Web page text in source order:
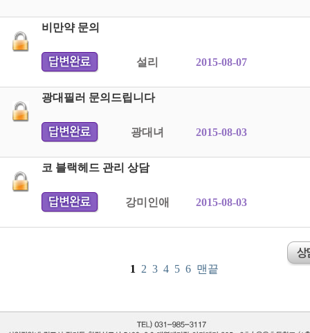
비만약 문의
설리 2015-08-07
광대필러 문의드립니다
광대녀 2015-08-03
코 블랙헤드 관리 상담
강미인애 2015-08-03
1 2 3 4 5 6 맨끝